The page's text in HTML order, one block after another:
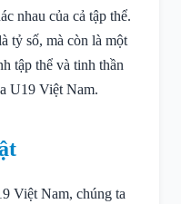
nhau của cả tập thể.
tỷ số, mà còn là một
tập thể và tinh thần
U19 Việt Nam.
Việt Nam, chúng ta